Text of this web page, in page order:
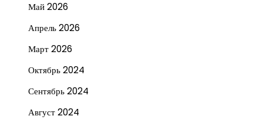
Май 2026
Апрель 2026
Март 2026
Октябрь 2024
Сентябрь 2024
Август 2024